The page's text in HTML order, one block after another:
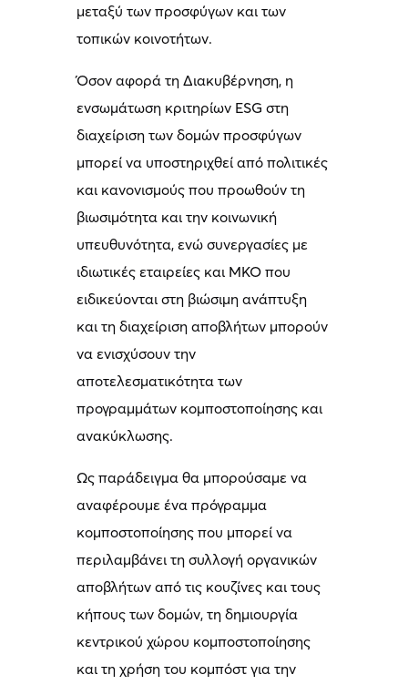
μεταξύ των προσφύγων και των
τοπικών κοινοτήτων.
Όσον αφορά τη Διακυβέρνηση, η
ενσωμάτωση κριτηρίων ESG στη
διαχείριση των δομών προσφύγων
μπορεί να υποστηριχθεί από πολιτικές
και κανονισμούς που προωθούν τη
βιωσιμότητα και την κοινωνική
υπευθυνότητα, ενώ συνεργασίες με
ιδιωτικές εταιρείες και ΜΚΟ που
ειδικεύονται στη βιώσιμη ανάπτυξη
και τη διαχείριση αποβλήτων μπορούν
να ενισχύσουν την
αποτελεσματικότητα των
προγραμμάτων κομποστοποίησης και
ανακύκλωσης.
Ως παράδειγμα θα μπορούσαμε να
αναφέρουμε ένα πρόγραμμα
κομποστοποίησης που μπορεί να
περιλαμβάνει τη συλλογή οργανικών
αποβλήτων από τις κουζίνες και τους
κήπους των δομών, τη δημιουργία
κεντρικού χώρου κομποστοποίησης
και τη χρήση του κομπόστ για την